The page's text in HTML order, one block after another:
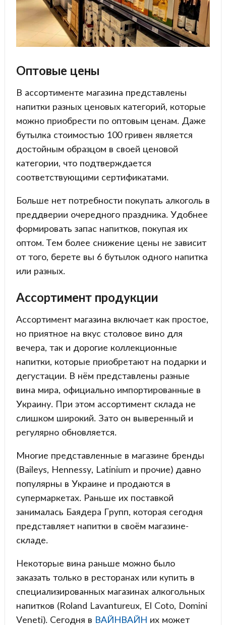
Оптовые цены
В ассортименте магазина представлены
напитки разных ценовых категорий, которые
можно приобрести по оптовым ценам. Даже
бутылка стоимостью 100 гривен является
достойным образцом в своей ценовой
категории, что подтверждается
соответствующими сертификатами.
Больше нет потребности покупать алкоголь в
преддверии очередного праздника. Удобнее
формировать запас напитков, покупая их
оптом. Тем более снижение цены не зависит
от того, берете вы 6 бутылок одного напитка
или разных.
Ассортимент продукции
Ассортимент магазина включает как простое,
но приятное на вкус столовое вино для
вечера, так и дорогие коллекционные
напитки, которые приобретают на подарки и
дегустации. В нём представлены разные
вина мира, официально импортированные в
Украину. При этом ассортимент склада не
слишком широкий. Зато он выверенный и
регулярно обновляется.
Многие представленные в магазине бренды
(Baileys, Hennessy, Latinium и прочие) давно
популярны в Украине и продаются в
супермаркетах. Раньше их поставкой
занималась Баядера Групп, которая сегодня
представляет напитки в своём магазине-
складе.
Некоторые вина раньше можно было
заказать только в ресторанах или купить в
специализированных магазинах алкогольных
напитков (Roland Lavantureux, El Coto, Domini
Veneti). Сегодня в ВАЙНВАЙН их может